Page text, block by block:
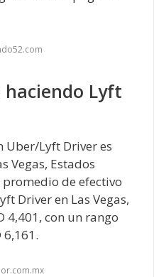
haciendo Lyft
Uber/Lyft Driver es
Vegas, Estados
de efectivo
Driver en Las Vegas,
4,401, con un rango
6,161.